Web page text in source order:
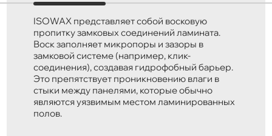
ISOWAX представляет собой восковую
пропитку замковых соединений ламината.
Воск заполняет микропоры и зазоры в
замковой системе (например, клик-
соединения), создавая гидрофобный барьер.
Это препятствует проникновению влаги в
стыки между панелями, которые обычно
являются уязвимым местом ламинированных
полов.